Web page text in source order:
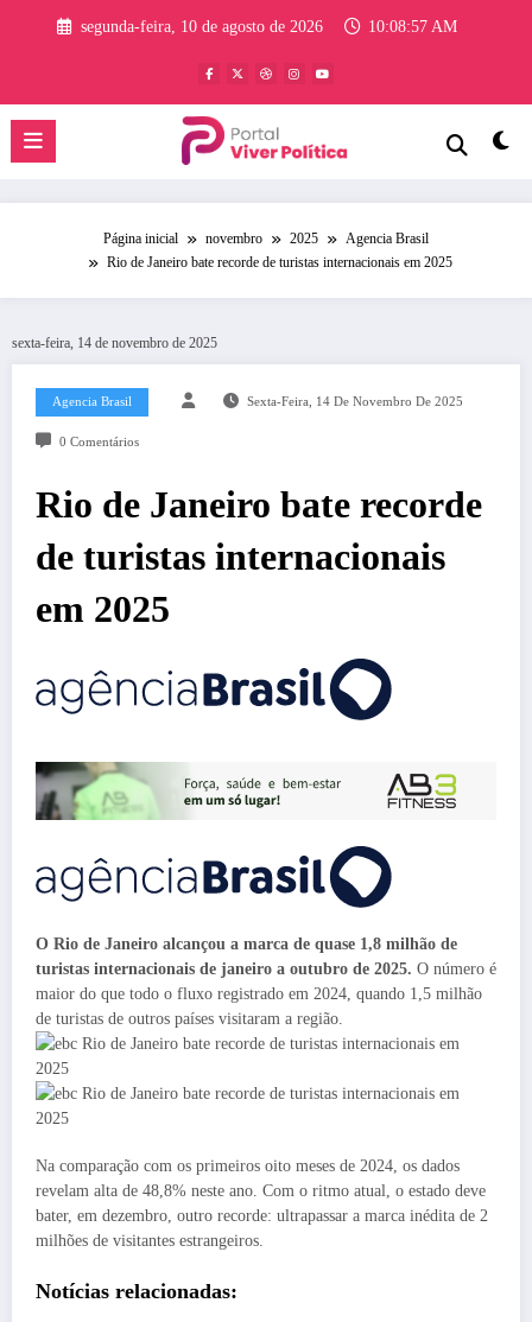
segunda-feira, 10 de agosto de 2026 10:08:58 AM
Página inicial novembro 2025
Agencia Brasil
Rio de Janeiro bate recorde de turistas internacionais em 2025
sexta-feira, 14 de novembro de 2025
Agencia Brasil Sexta-Feira, 14 De Novembro De 2025
0 Comentários
Rio de Janeiro bate recorde
de turistas internacionais
em 2025
O Rio de Janeiro alcançou a marca de quase 1,8 milhão de
turistas internacionais de janeiro a outubro de 2025. O número é
maior do que todo o fluxo registrado em 2024, quando 1,5 milhão
de turistas de outros países visitaram a região.
Na comparação com os primeiros oito meses de 2024, os dados
revelam alta de 48,8% neste ano. Com o ritmo atual, o estado deve
bater, em dezembro, outro recorde: ultrapassar a marca inédita de 2
milhões de visitantes estrangeiros.
Notícias relacionadas: